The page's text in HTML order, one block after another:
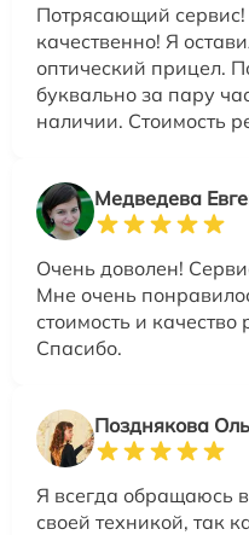
Потрясающий
качественно! Я
оптический прицел.
буквально за пару
наличии. Стоимость
Медведева
Очень доволен!
Мне очень
стоимость и
Спасибо.
Позднякова
Я всегда обращаюсь в
своей техникой, так